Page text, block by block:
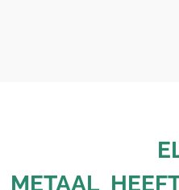
ELK
METAAL